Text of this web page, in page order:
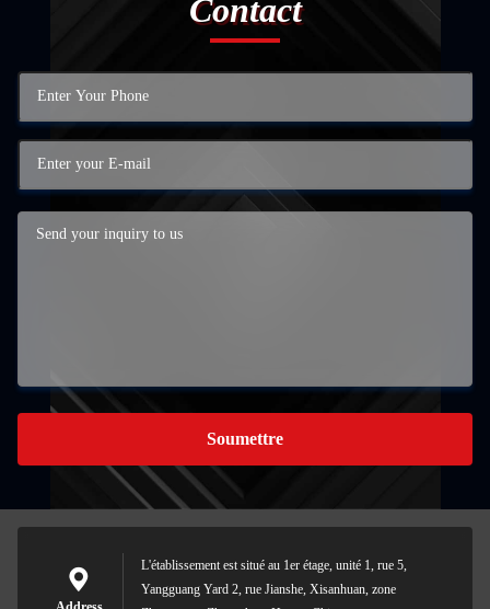
Contact
Soumettre
L'établissement est situé au 1er étage, unité 1, rue 5,
Yangguang Yard 2, rue Jianshe, Xisanhuan, zone